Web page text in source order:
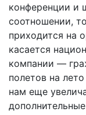
конференции и
соотношении,
приходится на
касается
компании —
полетов на
нам еще